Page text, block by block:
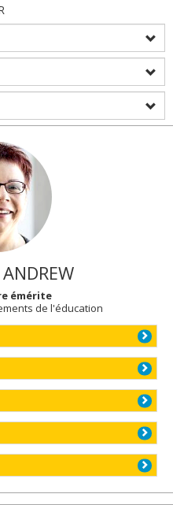
émérite
de l'éducation